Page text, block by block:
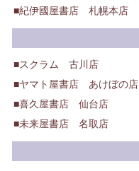
紀伊國屋書店 札幌本店
スクラム 古川店
ヤマト屋書店 あけぼの店
喜久屋書店 仙台店
未来屋書店 名取店